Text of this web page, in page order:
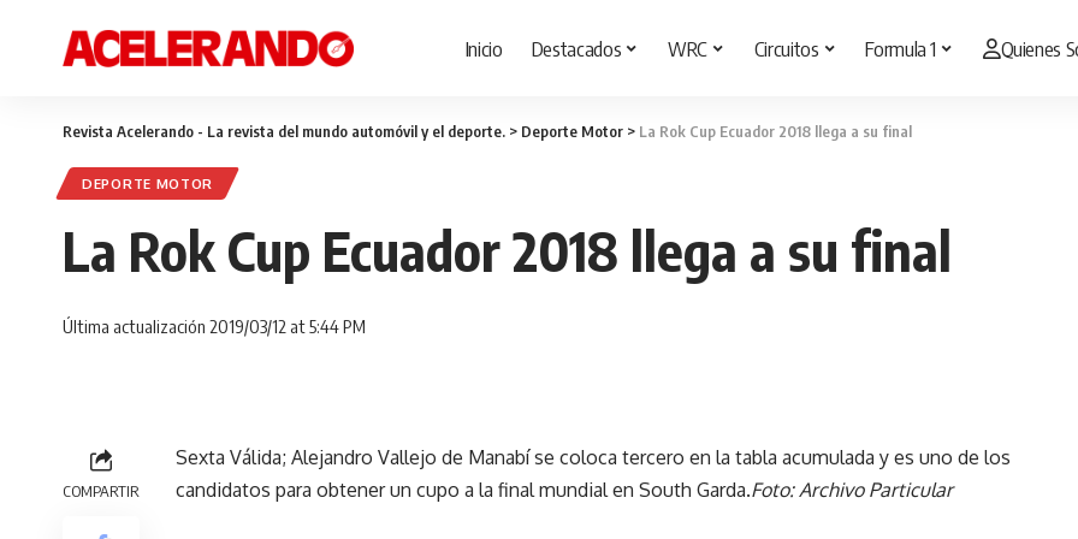
Inicio Destacados WRC Circuitos Formula 1 Quienes
Revista Acelerando - La revista del mundo automóvil y el deporte. > Deporte Motor > La Rok Cup Ecuador 2018 llega a su final
DEPORTE MOTOR
La Rok Cup Ecuador 2018 llega a su final
Última actualización 2019/03/12 at 5:44 PM
COMPARTIR
Sexta Válida; Alejandro Vallejo de Manabí se coloca tercero en la tabla acumulada y es uno de los
candidatos para obtener un cupo a la final mundial en South Garda.Foto: Archivo Particular